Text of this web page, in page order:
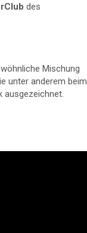
des
Mischung
unter anderem beim
ausgezeichnet.